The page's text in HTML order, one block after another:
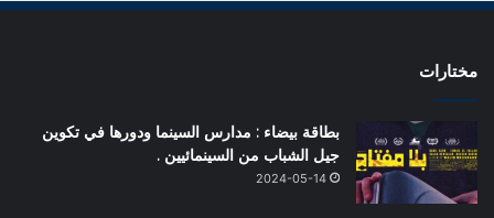
مختارات
بطاقة بيضاء : مدارس السينما ودورها في تكوين
جيل الشباب من السينمائيين .
2024-05-14